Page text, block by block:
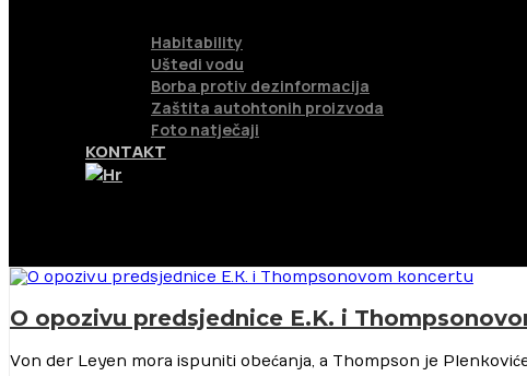
Habitability
Uštedi vodu
Borba protiv dezinformacija
Zaštita autohtonih proizvoda
Foto natječaji
KONTAKT
O opozivu predsjednice E.K. i
Von der Leyen mora ispuniti obećanja, a Thompson je